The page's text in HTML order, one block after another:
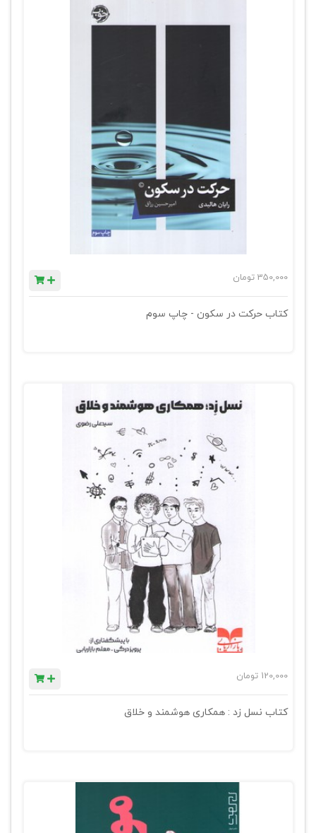
350,000 تومان
کتاب حرکت در سکون - چاپ سوم
120,000 تومان
کتاب نسل زد : همکاری هوشمند و خلاق